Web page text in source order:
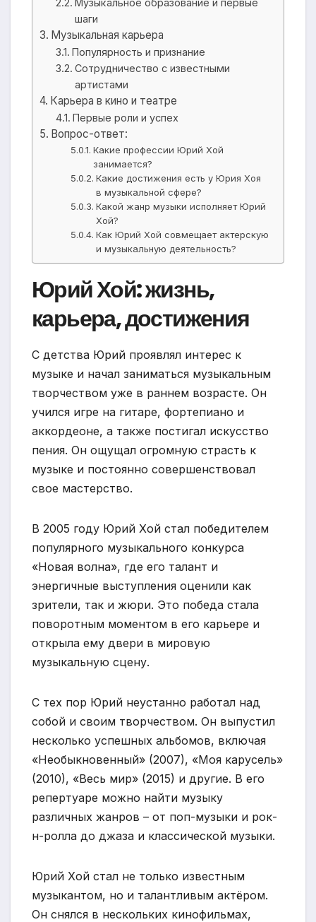
Музыкальное образование и первые
шаги
Музыкальная карьера
Популярность и признание
Сотрудничество с известными
артистами
Карьера в кино и театре
Первые роли и успех
Вопрос-ответ:
Какие профессии Юрий Хой
занимается?
Какие достижения есть у Юрия Хоя
в музыкальной сфере?
Какой жанр музыки исполняет Юрий
Хой?
Как Юрий Хой совмещает актерскую
и музыкальную деятельность?
Юрий Хой: жизнь,
карьера, достижения
С детства Юрий проявлял интерес к
музыке и начал заниматься музыкальным
творчеством уже в раннем возрасте. Он
учился игре на гитаре, фортепиано и
аккордеоне, а также постигал искусство
пения. Он ощущал огромную страсть к
музыке и постоянно совершенствовал
свое мастерство.
В 2005 году Юрий Хой стал победителем
популярного музыкального конкурса
«Новая волна», где его талант и
энергичные выступления оценили как
зрители, так и жюри. Это победа стала
поворотным моментом в его карьере и
открыла ему двери в мировую
музыкальную сцену.
С тех пор Юрий неустанно работал над
собой и своим творчеством. Он выпустил
несколько успешных альбомов, включая
«Необыкновенный» (2007), «Моя карусель»
(2010), «Весь мир» (2015) и другие. В его
репертуаре можно найти музыку
различных жанров – от поп-музыки и рок-
н-ролла до джаза и классической музыки.
Юрий Хой стал не только известным
музыкантом, но и талантливым актёром.
Он снялся в нескольких кинофильмах,